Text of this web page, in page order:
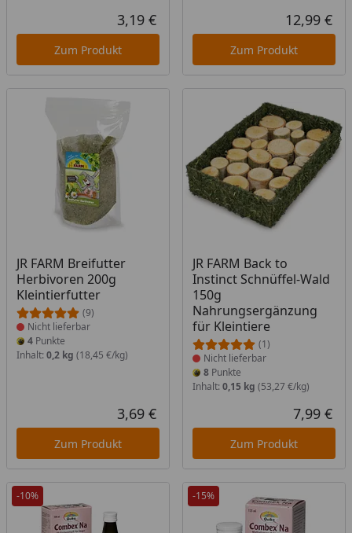
Aktueller Preis
3,19 €
Zum Produkt
12,99 €
Zum Produkt
JR FARM Breifutter
Herbivoren 200g
Kleintierfutter
(9)
Produkt nicht lieferbar
Nicht lieferbar
4 Punkte
Inhalt: 0,2 kg (18,45 €/kg)
Aktueller Preis
3,69 €
Zum Produkt
JR FARM Back to
Instinct Schnüffel-Wald
150g
Nahrungsergänzung
für Kleintiere
(1)
Produkt nicht lieferbar
Nicht lieferbar
8Punkte
Inhalt: 0,15 kg (53,27 €/kg)
7,99 €
Zum Produkt
-10% -15%